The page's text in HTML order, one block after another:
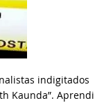
indigitados
Kaunda”. Aprendi